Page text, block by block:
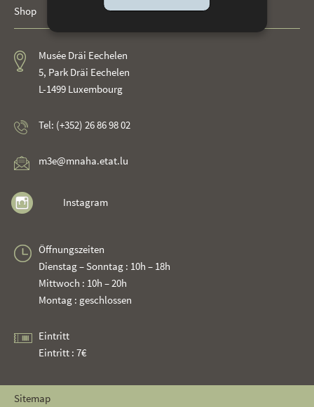
Shop
Musée Dräi Eechelen
5, Park Dräi Eechelen
L-1499 Luxembourg
Tel: (+352) 26 86 98 02
m3e@mnaha.etat.lu
Instagram
Öffnungszeiten
Dienstag – Sonntag : 10h – 18h
Mittwoch : 10h – 20h
Montag : geschlossen
Eintritt
Eintritt : 7€
Sitemap